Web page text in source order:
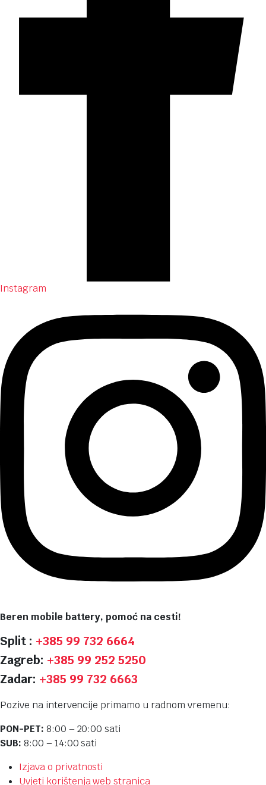
Instagram
Beren mobile battery, pomoć na cesti!
Split : +385 99 732 6664
Zagreb: +385 99 252 5250
Zadar: +385 99 732 6663
Pozive na intervencije primamo u radnom vremenu:
PON-PET: 8:00 – 20:00 sati
SUB: 8:00 – 14:00 sati
Izjava o privatnosti
Uvjeti korištenja web stranica